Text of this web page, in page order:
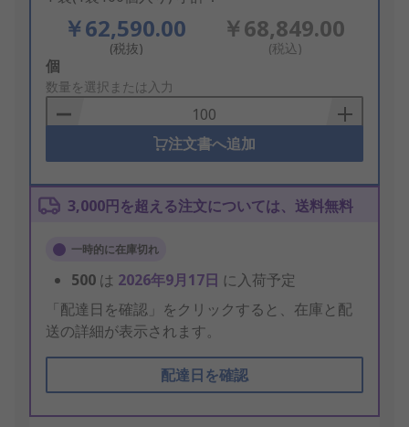
￥62,590.00
(税抜)
￥68,849.00
(税込)
Add
to
Basket
個
数量を選択または入力
注文書へ追加
3,000円を超える注文については、送料無料
一時的に在庫切れ
500 は 2026年9月17日 に入荷予定
「配達日を確認」をクリックすると、在庫と配
送の詳細が表示されます。
配達日を確認